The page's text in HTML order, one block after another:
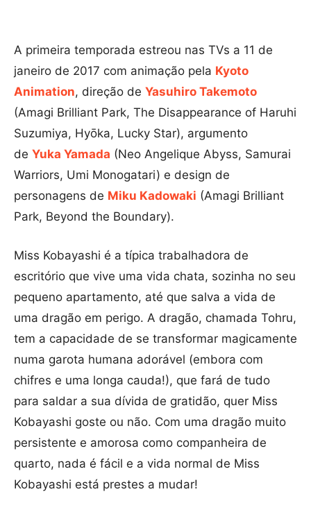
A primeira temporada estreou nas TVs a 11 de
janeiro de 2017 com animação pela Kyoto
Animation, direção de Yasuhiro Takemoto
(Amagi Brilliant Park, The Disappearance of Haruhi
Suzumiya, Hyōka, Lucky Star), argumento
de Yuka Yamada (Neo Angelique Abyss, Samurai
Warriors, Umi Monogatari) e design de
personagens de Miku Kadowaki (Amagi Brilliant
Park, Beyond the Boundary).
Miss Kobayashi é a típica trabalhadora de
escritório que vive uma vida chata, sozinha no seu
pequeno apartamento, até que salva a vida de
uma dragão em perigo. A dragão, chamada Tohru,
tem a capacidade de se transformar magicamente
numa garota humana adorável (embora com
chifres e uma longa cauda!), que fará de tudo
para saldar a sua dívida de gratidão, quer Miss
Kobayashi goste ou não. Com uma dragão muito
persistente e amorosa como companheira de
quarto, nada é fácil e a vida normal de Miss
Kobayashi está prestes a mudar!